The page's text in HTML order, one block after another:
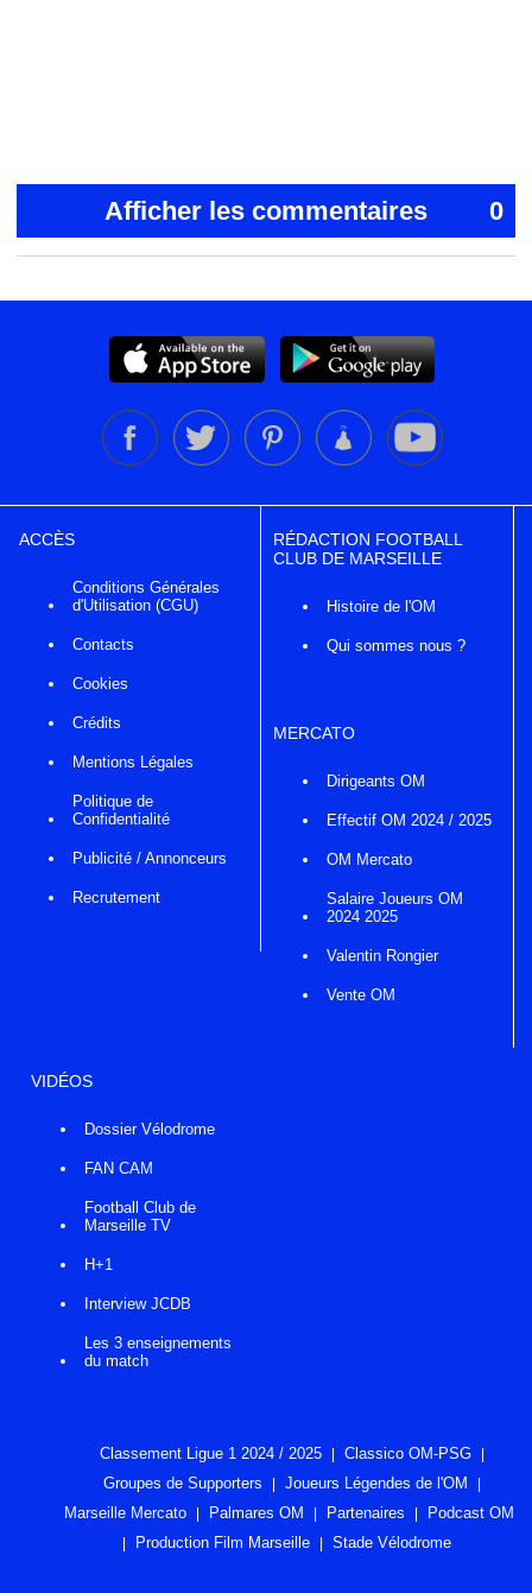
Afficher les commentaires 0
ACCÈS
Conditions Générales
d'Utilisation (CGU)
Contacts
Cookies
Crédits
Mentions Légales
Politique de
Confidentialité
Publicité / Annonceurs
Recrutement
RÉDACTION FOOTBALL
CLUB DE MARSEILLE
Histoire de l'OM
Qui sommes nous ?
MERCATO
Dirigeants OM
Effectif OM 2024 / 2025
OM Mercato
Salaire Joueurs OM
2024 2025
Valentin Rongier
Vente OM
VIDÉOS
Dossier Vélodrome
FAN CAM
Football Club de
Marseille TV
H+1
Interview JCDB
Les 3 enseignements
du match
Classement Ligue 1 2024 / 2025
Classico OM-PSG
Groupes de Supporters
Joueurs Légendes de l'OM
Marseille Mercato
Palmares OM Partenaires
Podcast OM
Production Film Marseille
Stade Vélodrome